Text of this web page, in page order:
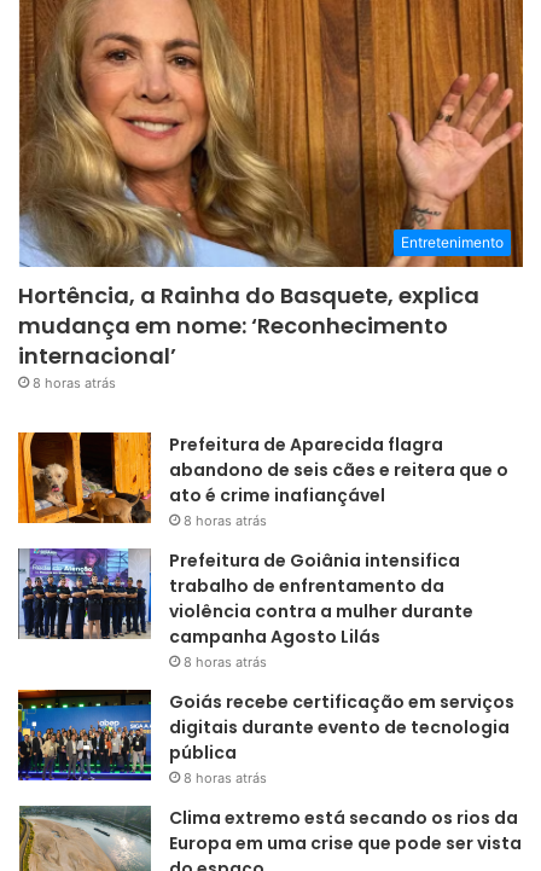
Entretenimento
Hortência, a Rainha do Basquete, explica
mudança em nome: ‘Reconhecimento
internacional’
8 horas atrás
Prefeitura de Aparecida flagra
abandono de seis cães e reitera que o
ato é crime inafiançável
8 horas atrás
Prefeitura de Goiânia intensifica
trabalho de enfrentamento da
violência contra a mulher durante
campanha Agosto Lilás
8 horas atrás
Goiás recebe certificação em serviços
digitais durante evento de tecnologia
pública
8 horas atrás
Clima extremo está secando os rios da
Europa em uma crise que pode ser vista